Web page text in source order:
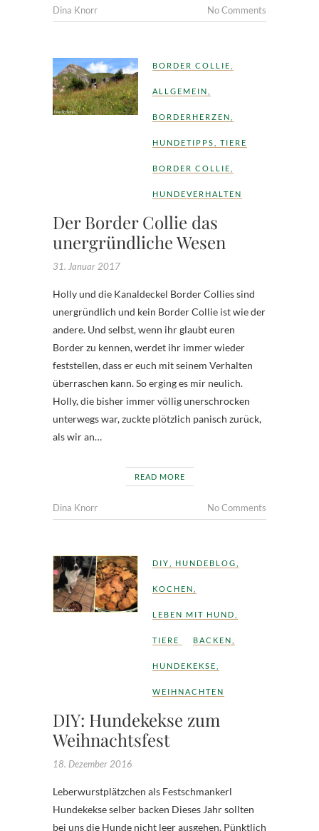
Dina Knorr No Comments
BORDER COLLIE
ALLGEMEIN
BORDERHERZEN
HUNDETIPPS TIERE
BORDER COLLIE
HUNDEVERHALTEN
Der Border Collie das
unergründliche Wesen
31. Januar 2017
Holly und die Kanaldeckel Border Collies sind
unergründlich und kein Border Collie ist wie der
andere. Und selbst, wenn ihr glaubt euren
Border zu kennen, werdet ihr immer wieder
feststellen, dass er euch mit seinem Verhalten
überraschen kann. So erging es mir neulich.
Holly, die bisher immer völlig unerschrocken
unterwegs war, zuckte plötzlich panisch zurück,
als wir an…
READ MORE
Dina Knorr No Comments
DIY HUNDEBLOG
KOCHEN
LEBEN MIT HUND
TIERE BACKEN
HUNDEKEKSE
WEIHNACHTEN
DIY: Hundekekse zum
Weihnachtsfest
18. Dezember 2016
Leberwurstplätzchen als Festschmankerl
Hundekekse selber backen Dieses Jahr sollten
bei uns die Hunde nicht leer ausgehen. Pünktlich